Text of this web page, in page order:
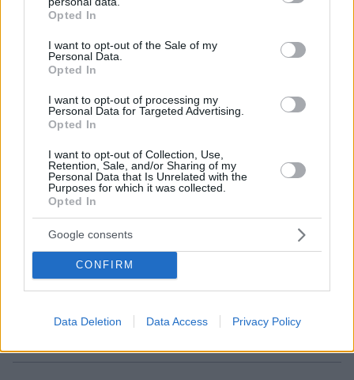
grant or deny consent to Google and its third-party tags to
use your data for below specified purposes in below Google
consent section.
Opted In
I want to opt-out of the Sale of my
Personal Data.
Opted In
I want to opt-out of processing my
Personal Data for Targeted Advertising.
Opted In
I want to opt-out of Collection, Use,
Retention, Sale, and/or Sharing of my
Personal Data that Is Unrelated with the
Purposes for which it was collected.
Opted In
Google consents
CONFIRM
Data Deletion Data Access Privacy Policy
Φάουτσι και άλλα ιδιωτικά, αρνήθηκε
100 φορές να απαντήσει στο
Κογκρέσο
06.08.2026, 21:40
Αριστοτέλης Δαμίγος: Σε κλίμα
οδύνης έγινε η αποτέφρωση του
σύγκρουση ελικοπτέρων στην Ψάθα,
φωτογραφίες
06.08.2026, 20:03
Πέθανε το άσπρο κουτάβι που
συμβίωνε με αγέλη λύκων στην
Κεντρική Μακεδονία: Καλό ταξίδι
06.08.2026, 16:39